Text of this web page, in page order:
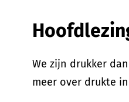
We zijn drukker
meer over drukte